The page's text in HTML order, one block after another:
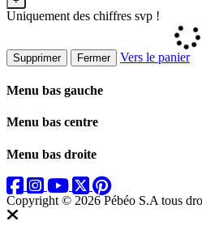
Uniquement des chiffres svp !
Supprimer Fermer Vers le panier
Menu bas gauche
Menu bas centre
Menu bas droite
Copyright © 2026 Pébéo S.A tous